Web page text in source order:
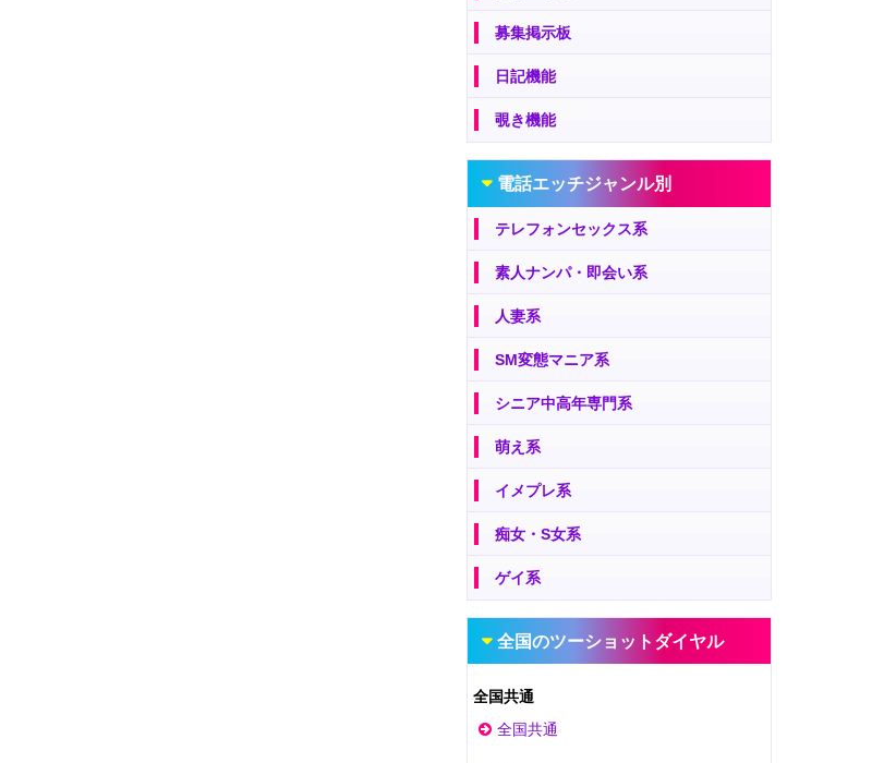
募集掲示板
日記機能
覗き機能
電話エッチジャンル別
テレフォンセックス系
素人ナンパ・即会い系
人妻系
SM変態マニア系
シニア中高年専門系
萌え系
イメプレ系
痴女・S女系
ゲイ系
全国のツーショットダイヤル
全国共通
全国共通